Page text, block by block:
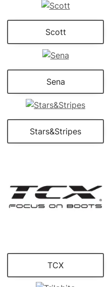
Scott
Sena
Stars&Stripes
TCX